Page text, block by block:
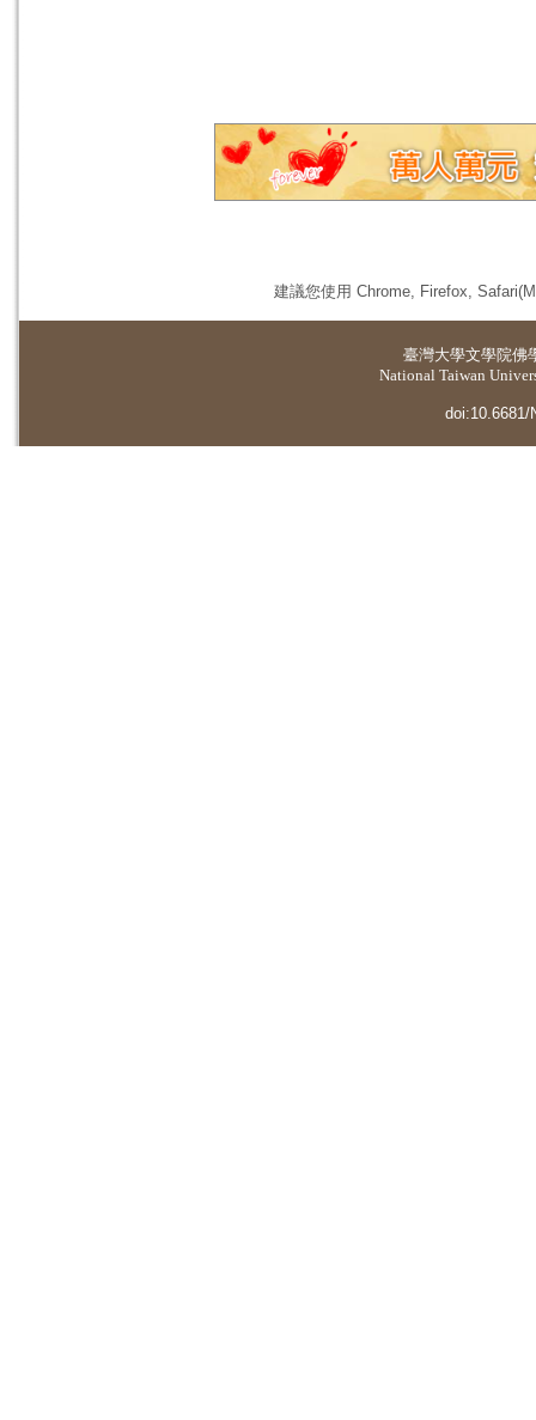
建議您使用 Chrome, Firefox,
臺灣大學文學院佛
National Taiwan
doi:10.6681/